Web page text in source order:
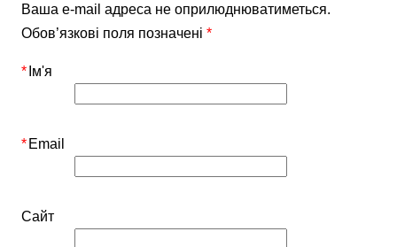
Ваша e-mail адреса не оприлюднюватиметься.
Обов’язкові поля позначені*
Ім'я
*
Email
*
Сайт